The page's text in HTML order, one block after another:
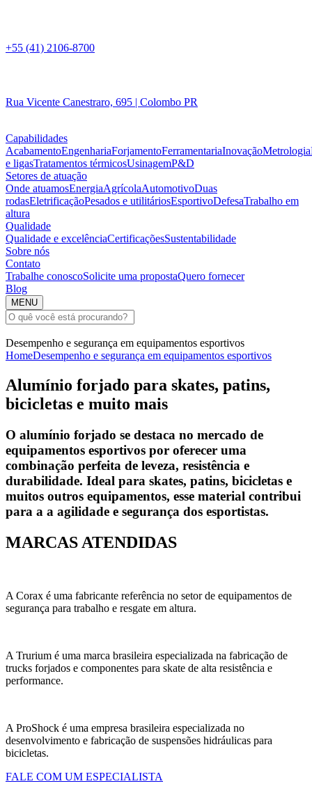
+55 (41) 2106-8700
Rua Vicente Canestraro, 695 | Colombo PR
Capabilidades
AcabamentoEngenhariaForjamentoFerramentariaInovaçãoMetrologia
e ligasTratamentos térmicosUsinagemP&D
Setores de atuação
Onde atuamosEnergiaAgrícolaAutomotivoDuas
rodasEletrificaçãoPesados e utilitáriosEsportivoDefesaTrabalho em
altura
Qualidade
Qualidade e excelênciaCertificaçõesSustentabilidade
Sobre nós
Contato
Trabalhe conoscoSolicite uma propostaQuero fornecer
Blog
MENU
Desempenho e segurança em equipamentos esportivos
HomeDesempenho e segurança em equipamentos esportivos
Alumínio forjado para skates, patins,
bicicletas e muito mais
O alumínio forjado se destaca no mercado de
equipamentos esportivos por oferecer uma
combinação perfeita de leveza, resistência e
durabilidade. Ideal para skates, patins, bicicletas e
muitos outros equipamentos, esse material contribui
para a a agilidade e segurança dos esportistas.
MARCAS ATENDIDAS
A Corax é uma fabricante referência no setor de equipamentos de
segurança para trabalho e resgate em altura.
A Trurium é uma marca brasileira especializada na fabricação de
trucks forjados e componentes para skate de alta resistência e
performance.
A ProShock é uma empresa brasileira especializada no
desenvolvimento e fabricação de suspensões hidráulicas para
bicicletas.
FALE COM UM ESPECIALISTA